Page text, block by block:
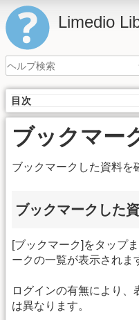
Limedio
目次
ブックマー
ブックマークした資料を
ブックマークした
[ブックマーク]をタップ
ークの一覧が表示されま
ログインの有無により、
は異なります。